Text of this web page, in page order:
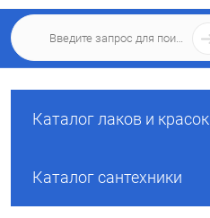
Каталог лаков и красок
Каталог сантехники